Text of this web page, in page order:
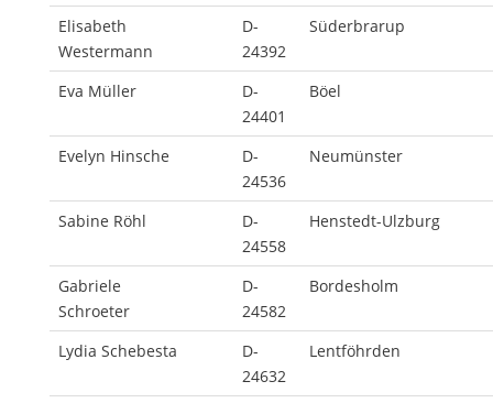
Elisabeth
Westermann
D-
24392
Süderbrarup
Eva Müller
D-
24401
Böel
Evelyn Hinsche
D-
24536
Neumünster
Sabine Röhl
D-
24558
Henstedt-Ulzburg
Gabriele
Schroeter
D-
24582
Bordesholm
Lydia Schebesta
D-
24632
Lentföhrden